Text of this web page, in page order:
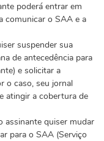
poderá entrar em
comunicar o SAA e a
suspender sua
de antecedência para
e solicitar a
o caso, seu jornal
atingir a cobertura de
assinante quiser mudar
para o SAA (Serviço